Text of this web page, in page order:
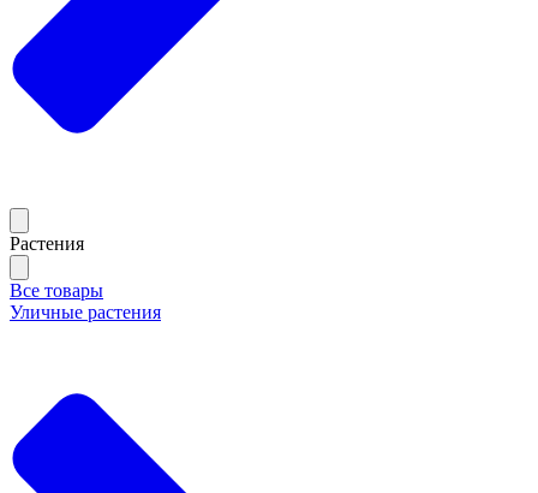
Растения
Все товары
Уличные растения